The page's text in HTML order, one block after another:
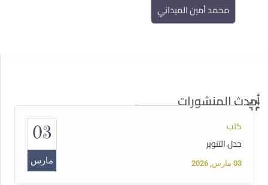
أحدث المنشورات
كتب
جدل التنوير
03 مارس, 2026
03
مارس
محمد أمين الميداني